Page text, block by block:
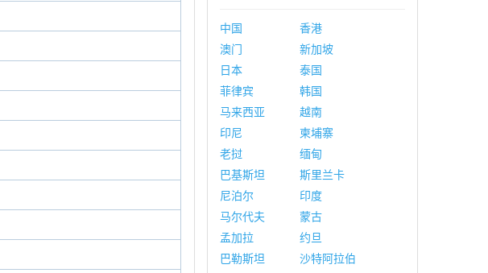
中国
香港
澳门
新加坡
日本
泰国
菲律宾
韩国
马来西亚
越南
印尼
柬埔寨
老挝
缅甸
巴基斯坦
斯里兰卡
尼泊尔
印度
马尔代夫
蒙古
孟加拉
约旦
巴勒斯坦
沙特阿拉伯